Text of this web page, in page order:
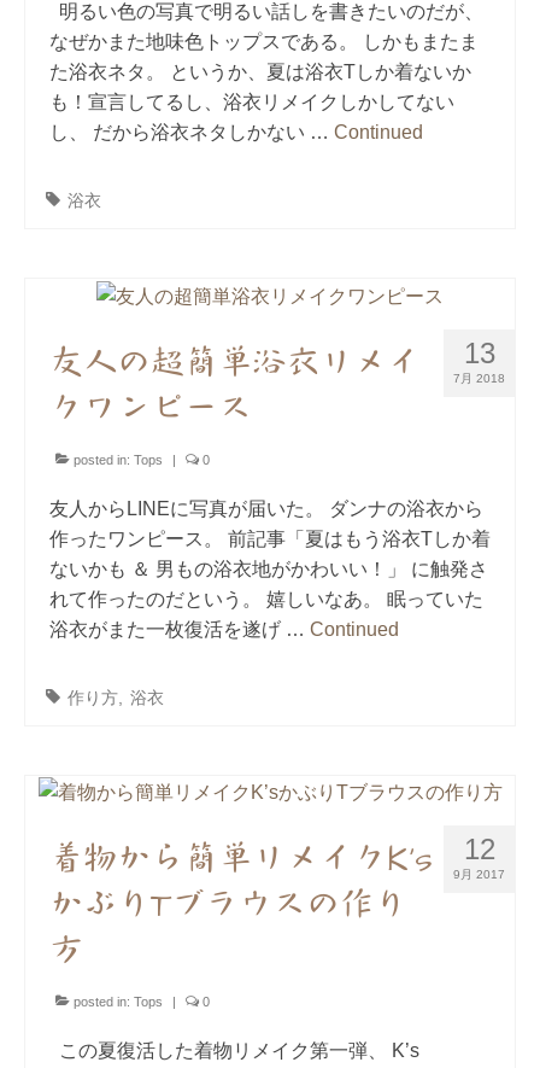
明るい色の写真で明るい話しを書きたいのだが、
なぜかまた地味色トップスである。 しかもまたま
た浴衣ネタ。 というか、夏は浴衣Tしか着ないか
も！宣言してるし、浴衣リメイクしかしてない
し、 だから浴衣ネタしかない … Continued
浴衣
13
7月 2018
友人の超簡単浴衣リメイ
クワンピース
posted in: Tops | 0
友人からLINEに写真が届いた。 ダンナの浴衣から
作ったワンピース。 前記事「夏はもう浴衣Tしか着
ないかも ＆ 男もの浴衣地がかわいい！」 に触発さ
れて作ったのだという。 嬉しいなあ。 眠っていた
浴衣がまた一枚復活を遂げ … Continued
作り方 浴衣
12
9月 2017
着物から簡単リメイクK’s
かぶりTブラウスの作り
方
posted in: Tops | 0
この夏復活した着物リメイク第一弾、 K’s